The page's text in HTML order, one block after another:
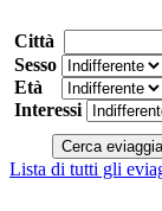
Città
Sesso
Età
Interessi
Lista di tutti gli